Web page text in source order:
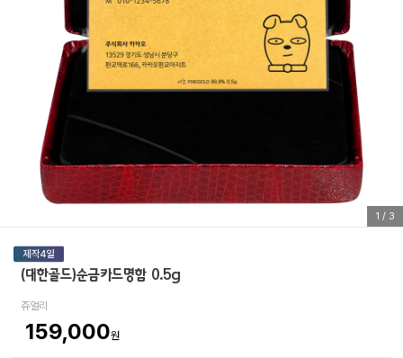
1 / 3
(대한골드)순금카드명함 0.5g
쥬얼리
159,000원